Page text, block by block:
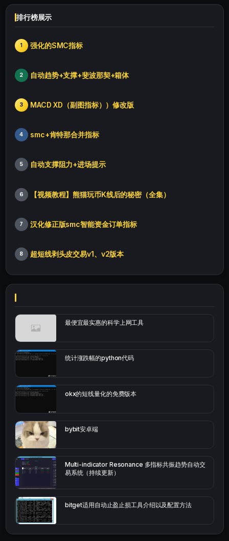
排行榜展示
1 强化的SMC指标
2 自动趋势+支撑+斐波那契+箱体
3 MACD XD（副图指标））修改版
4 smc+肯特那合并指标
5 自动支撑阻力+进场提示
6 【视频教程】熊猫玩币K线后的秘密（全集）
7 汉化修正版smc智能资金订单指标
8 超短线剥头皮交易v1、v2版本
最便宜最实惠的科学上网工具
统计涨跌幅的python代码
okx的短线量化的免费版本
bybit安卓端
Multi-indicator Resonance 多指标共振趋势自动交
易系统（持续更新）
bitget适用自动止盈止损工具介绍以及配置方法